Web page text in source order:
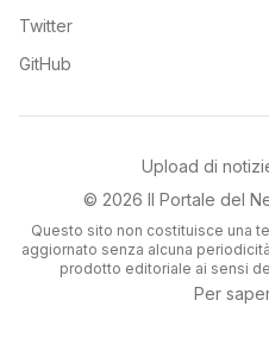
Twitter
GitHub
Upload di
© 2026 Il Portale del
Questo sito non costituisce una
aggiornato senza alcuna
prodotto editoriale ai sensi
Per